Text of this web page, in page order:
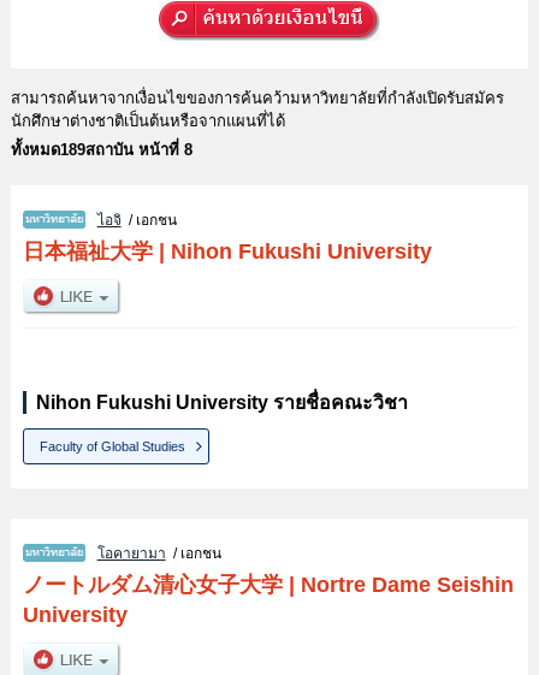
สามารถค้นหาจากเงื่อนไขของการค้นคว้ามหาวิทยาลัยที่กำลังเปิดรับสมัคร
นักศึกษาต่างชาติเป็นต้นหรือจากแผนที่ได้
ทั้งหมด189สถาบัน หน้าที่ 8
ไอจิ / เอกชน
日本福祉大学| Nihon Fukushi University
Nihon Fukushi University รายชื่อคณะวิชา
Faculty of Global Studies
โอคายามา / เอกชน
ノートルダム清心女子大学| Nortre Dame Seishin
University